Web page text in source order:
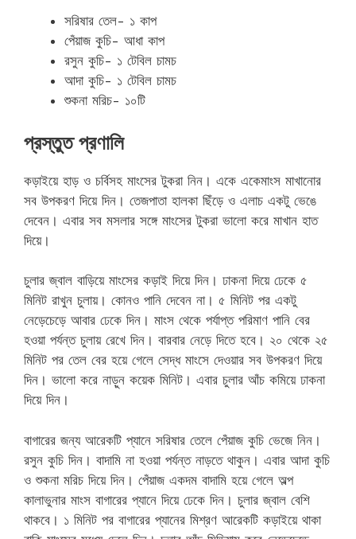
সরিষার তেল- ১ কাপ
পেঁয়াজ কুচি- আধা কাপ
রসুন কুচি- ১ টেবিল চামচ
আদা কুচি- ১ টেবিল চামচ
শুকনা মরিচ- ১০টি
প্রস্তুত প্রণালি
কড়াইয়ে হাড় ও চর্বিসহ মাংসের টুকরা নিন। একে একেমাংস মাখানোর
সব উপকরণ দিয়ে দিন। তেজপাতা হালকা ছিঁড়ে ও এলাচ একটু ভেঙে
দেবেন। এবার সব মসলার সঙ্গে মাংসের টুকরা ভালো করে মাখান হাত
দিয়ে।
চুলার জ্বাল বাড়িয়ে মাংসের কড়াই দিয়ে দিন। ঢাকনা দিয়ে ঢেকে ৫
মিনিট রাখুন চুলায়। কোনও পানি দেবেন না। ৫ মিনিট পর একটু
নেড়েচেড়ে আবার ঢেকে দিন। মাংস থেকে পর্যাপ্ত পরিমাণ পানি বের
হওয়া পর্যন্ত চুলায় রেখে দিন। বারবার নেড়ে দিতে হবে। ২০ থেকে ২৫
মিনিট পর তেল বের হয়ে গেলে সেদ্ধ মাংসে দেওয়ার সব উপকরণ দিয়ে
দিন। ভালো করে নাড়ুন কয়েক মিনিট। এবার চুলার আঁচ কমিয়ে ঢাকনা
দিয়ে দিন।
বাগারের জন্য আরেকটি প্যানে সরিষার তেলে পেঁয়াজ কুচি ভেজে নিন।
রসুন কুচি দিন। বাদামি না হওয়া পর্যন্ত নাড়তে থাকুন। এবার আদা কুচি
ও শুকনা মরিচ দিয়ে দিন। পেঁয়াজ একদম বাদামি হয়ে গেলে অল্প
কালাভুনার মাংস বাগারের প্যানে দিয়ে ঢেকে দিন। চুলার জ্বাল বেশি
থাকবে। ১ মিনিট পর বাগারের প্যানের মিশ্রণ আরেকটি কড়াইয়ে থাকা